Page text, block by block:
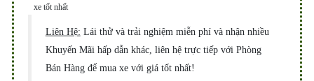
xe tốt nhất
Liên Hệ: Lái thử và trải nghiệm miễn phí và nhận nhiều
Khuyến Mãi hấp dẫn khác, liên hệ trực tiếp với Phòng
Bán Hàng để mua xe với giá tốt nhất!